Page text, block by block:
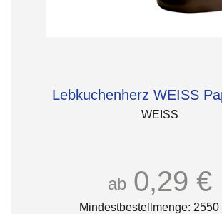
Lebkuchenherz WEISS
WEISS
ab 0,29 €
Mindestbestellmenge: 2550